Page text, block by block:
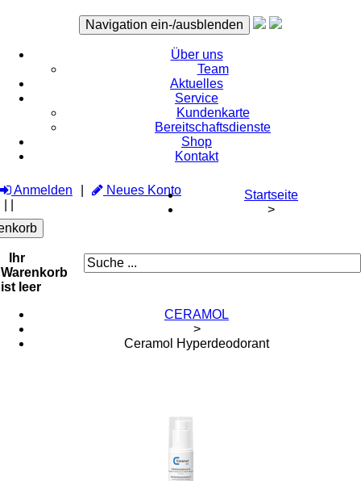
Navigation ein-/ausblenden
Über uns
Team
Aktuelles
Service
Kundenkarte
Bereitschaftsdienste
Shop
Kontakt
Anmelden
Neues Konto
Ihr
Warenkorb
ist leer
Startseite
>
CERAMOL
>
Ceramol Hyperdeodorant